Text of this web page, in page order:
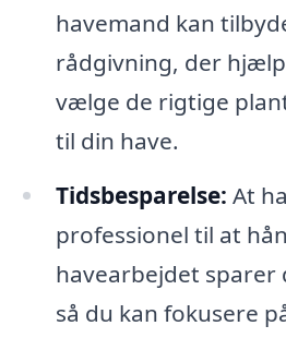
havemand kan
rådgivning, der
vælge de rigtige
til din have.
Tidsbesparelse: At
professionel til at
havearbejdet sparer
så du kan fokusere